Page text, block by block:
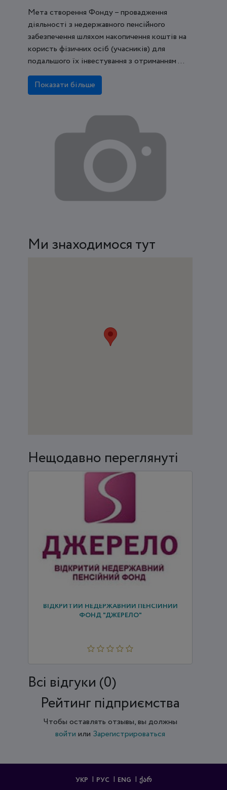
Мета створення Фонду – провадження
діяльності з недержавного пенсійного
забезпечення шляхом накопичення коштів на
користь фізичних осіб (учасників) для
подальшого їх інвестування з отриманням ...
Показати більше
Ми знаходимося тут
Нещодавно переглянуті
ВІДКРИТИЙ НЕДЕРЖАВНИЙ ПЕНСІЙНИЙ
ФОНД "ДЖЕРЕЛО"
Всi відгуки (0)
Рейтинг підприємства
Чтобы оставлять отзывы, вы должны
войти или Зарегистрироваться
УКР РУС ENG ᲥᲐᲠ